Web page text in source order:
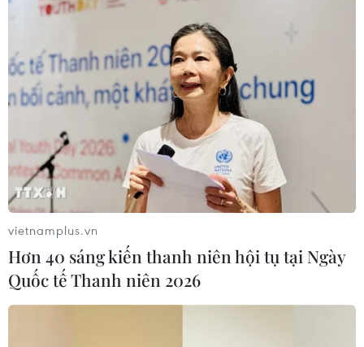
vietnamplus.vn
Hơn 40 sáng kiến thanh niên hội tụ tại Ngày
Quốc tế Thanh niên 2026